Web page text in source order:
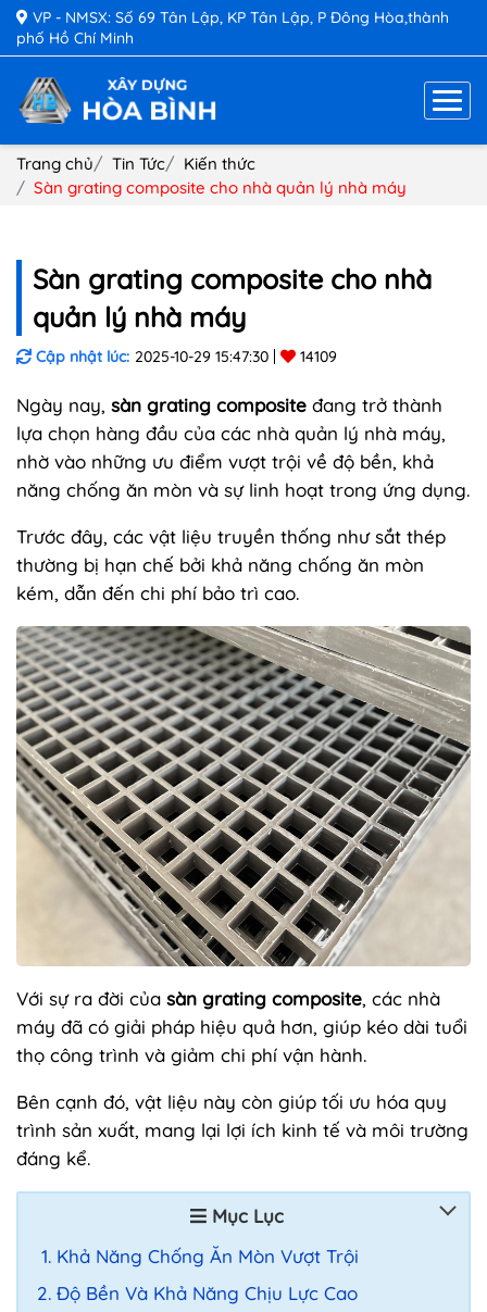
VP - NMSX: Số 69 Tân Lập, KP Tân Lập, P Đông Hòa,thành
phố Hồ Chí Minh
Trang chủ Tin Tức
Kiến thức
Sàn grating composite cho nhà quản lý nhà máy
Sàn grating composite cho nhà
quản lý nhà máy
Cập nhật lúc: 2025-10-29 15:47:30 14109
Ngày nay, sàn grating composite đang trở thành
lựa chọn hàng đầu của các nhà quản lý nhà máy,
nhờ vào những ưu điểm vượt trội về độ bền, khả
năng chống ăn mòn và sự linh hoạt trong ứng dụng.
Trước đây, các vật liệu truyền thống như sắt thép
thường bị hạn chế bởi khả năng chống ăn mòn
kém, dẫn đến chi phí bảo trì cao.
Với sự ra đời của sàn grating composite, các nhà
máy đã có giải pháp hiệu quả hơn, giúp kéo dài tuổi
thọ công trình và giảm chi phí vận hành.
Bên cạnh đó, vật liệu này còn giúp tối ưu hóa quy
trình sản xuất, mang lại lợi ích kinh tế và môi trường
đáng kể.
Mục Lục
Khả Năng Chống Ăn Mòn Vượt Trội
Độ Bền Và Khả Năng Chịu Lực Cao